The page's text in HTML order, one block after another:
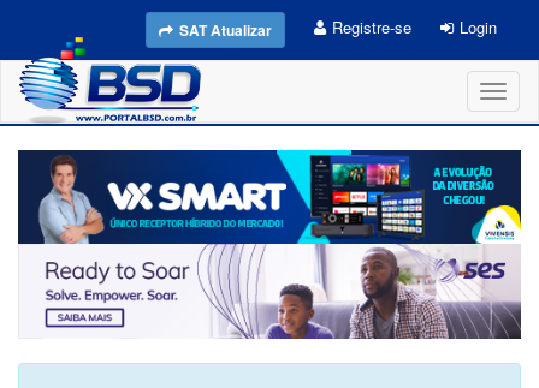
SAT Atualizar Registre-se Login